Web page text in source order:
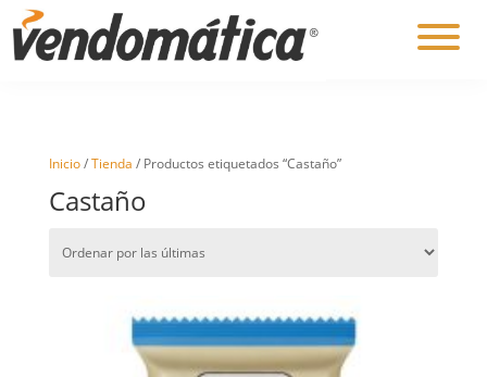
Inicio/Tienda / Productos etiquetados “Castaño”
Castaño